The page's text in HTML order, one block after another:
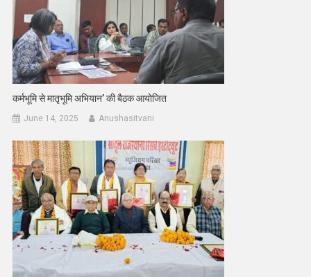
कर्मभूमि से मातृभूमि अभियान’ की बैठक आयोजित
June 14, 2025 Anushasitvani